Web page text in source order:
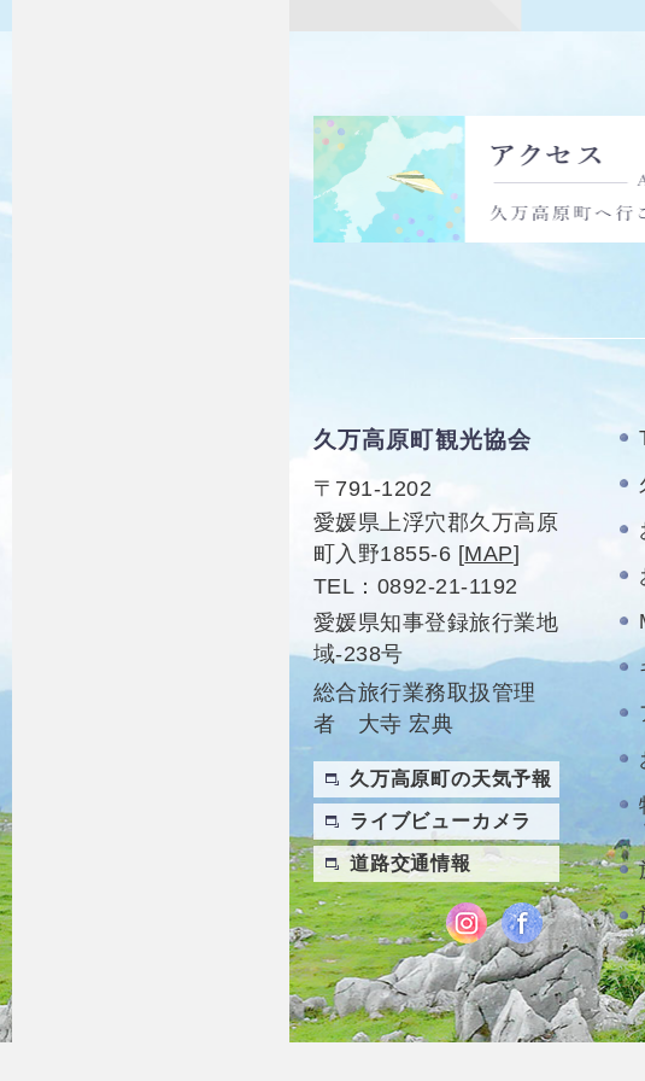
久万高原町観光協会
〒791-1202
愛媛県上浮穴郡久万高原
町入野1855-6 [MAP]
TEL
0892-21-1192
愛媛県知事登録旅行業地
域-238号
総合旅行業務取扱管理
者 大寺 宏典
久万高原町の天気予報
ライブビューカメラ
道路交通情報